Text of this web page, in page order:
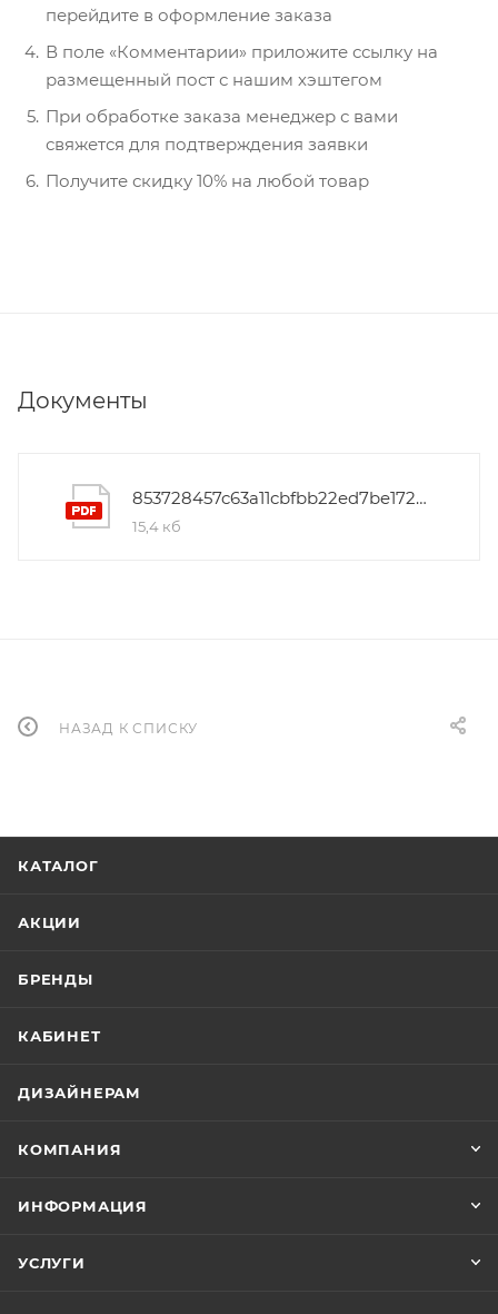
перейдите в оформление заказа
В поле «Комментарии» приложите ссылку на
размещенный пост с нашим хэштегом
При обработке заказа менеджер с вами
свяжется для подтверждения заявки
Получите скидку 10% на любой товар
Документы
853728457c63a11cbfbb22ed7be172c4
15,4 кб
НАЗАД К СПИСКУ
КАТАЛОГ
АКЦИИ
БРЕНДЫ
КАБИНЕТ
ДИЗАЙНЕРАМ
КОМПАНИЯ
ИНФОРМАЦИЯ
УСЛУГИ